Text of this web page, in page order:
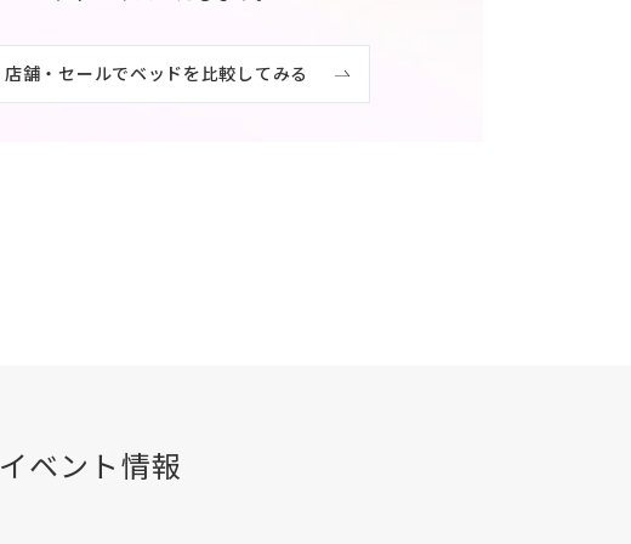
店舗・セールでベッドを比較してみる
イベント情報